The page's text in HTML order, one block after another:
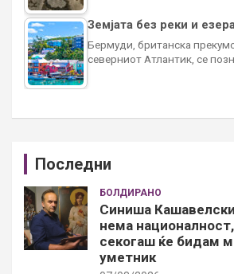
Земјата без реки и
Бермуди, британска
северниот Атлантик, се
Последни
БОЛДИРАНО
Синиша
нема националност,
секогаш ќе бидам
уметник